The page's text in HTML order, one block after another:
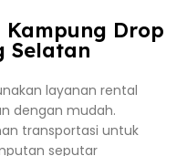
Drop
Selatan
layanan rental
dengan mudah.
transportasi untuk
seputar